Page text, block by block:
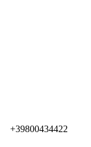
+39800434422